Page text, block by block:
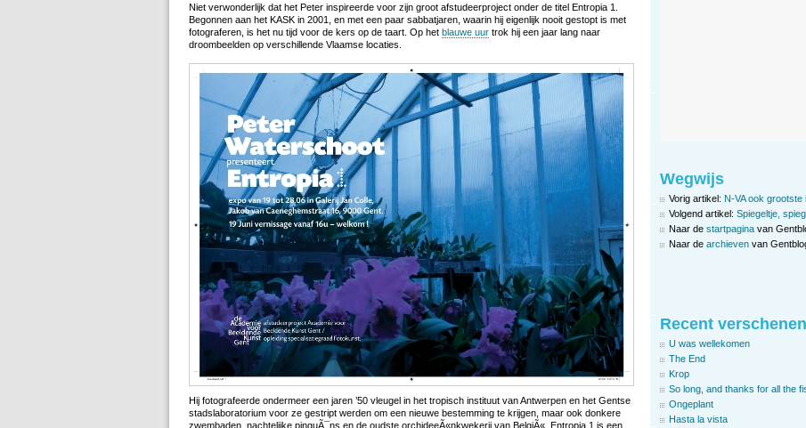
Niet verwonderlijk dat het Peter inspireerde voor zijn groot afstudeerproject onder de titel Entropia 1.
Begonnen aan het KASK in 2001, en met een paar sabbatjaren, waarin hij eigenlijk nooit gestopt is met
fotograferen, is het nu tijd voor de kers op de taart. Op het blauwe uur trok hij een jaar lang naar
droombeelden op verschillende Vlaamse locaties.
Hij fotografeerde ondermeer een jaren ’50 vleugel in het tropisch instituut van Antwerpen en het Gentse
stadslaboratorium voor ze gestript werden om een nieuwe bestemming te krijgen, maar ook donkere
zwembaden, nachtelijke pinguÃ¯ns en de oudste orchideeÃ«nkwekerij van BelgiÃ«. Entropia 1 is een
Wegwijs
Vorig artikel: N-VA ook
Volgend artikel: Spiegeltje,
Naar de startpagina van
Naar de archieven van
Recent
U was wellekomen
The End
Krop
So long, and thanks for all the
Ongeplant
Hasta la vista